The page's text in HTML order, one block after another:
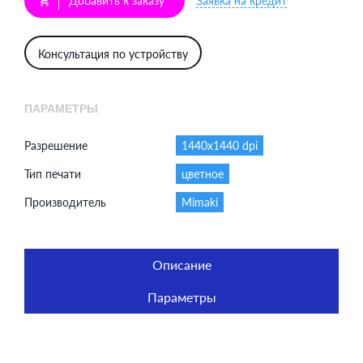
Описание
Параметры
Консультация по устройству
ПАРАМЕТРЫ
Разрешение 1440x1440 dpi
Тип печати цветное
Производитель Mimaki